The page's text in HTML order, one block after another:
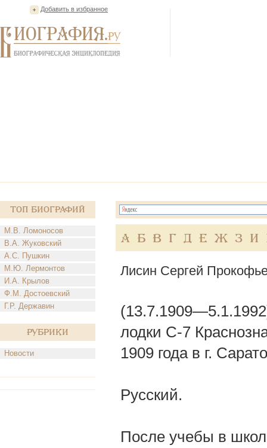
Добавить в избранное
Топ Биографий
М.В. Ломоносов
В.А. Жуковский
А.С. Пушкин
М.Ю. Лермонтов
И.А. Крылов
Ф.М. Достоевский
Г.Р. Державин
Рубрики
Новости
А Б В Г Д Е Ж З И
Лисин Сергей
лодки С-7
1909 года в г.
Русский.
После учебы в